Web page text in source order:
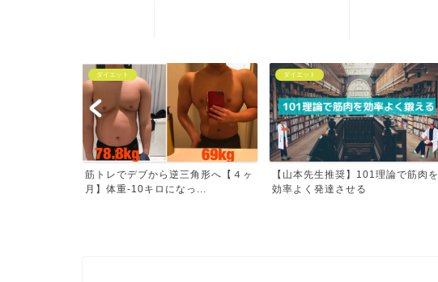
ダイエット
筋トレでデブから逆三角形へ【４ヶ
月】体重-10キロになっ...
ダイエット
【山本先生推奨】101理論で筋肉を
効率よく発達させる